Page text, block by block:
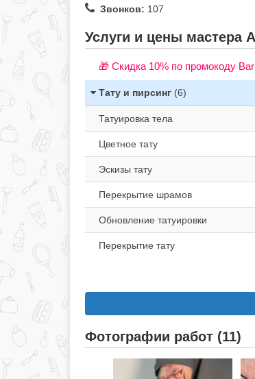
Звонков: 107
Услуги и цены мастера
🎁 Cкидка 10% по промокоду
Тату и пирсинг (6)
Татуировка тела
Цветное тату
Эскизы тату
Перекрытие шрамов
Обновление татуировки
Перекрытие тату
Фотографии работ (11)